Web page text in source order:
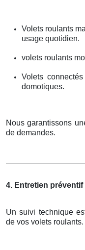
Volets roulants
usage quotidien.
volets roulants
Volets
domotiques.
Nous garantissons
de demandes.
4. Entretien préventif
Un suivi technique
de vos volets roulants.